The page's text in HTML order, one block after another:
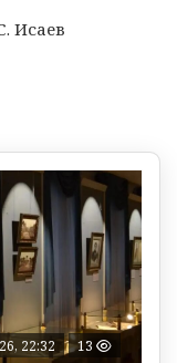
Исаев
22:32 13